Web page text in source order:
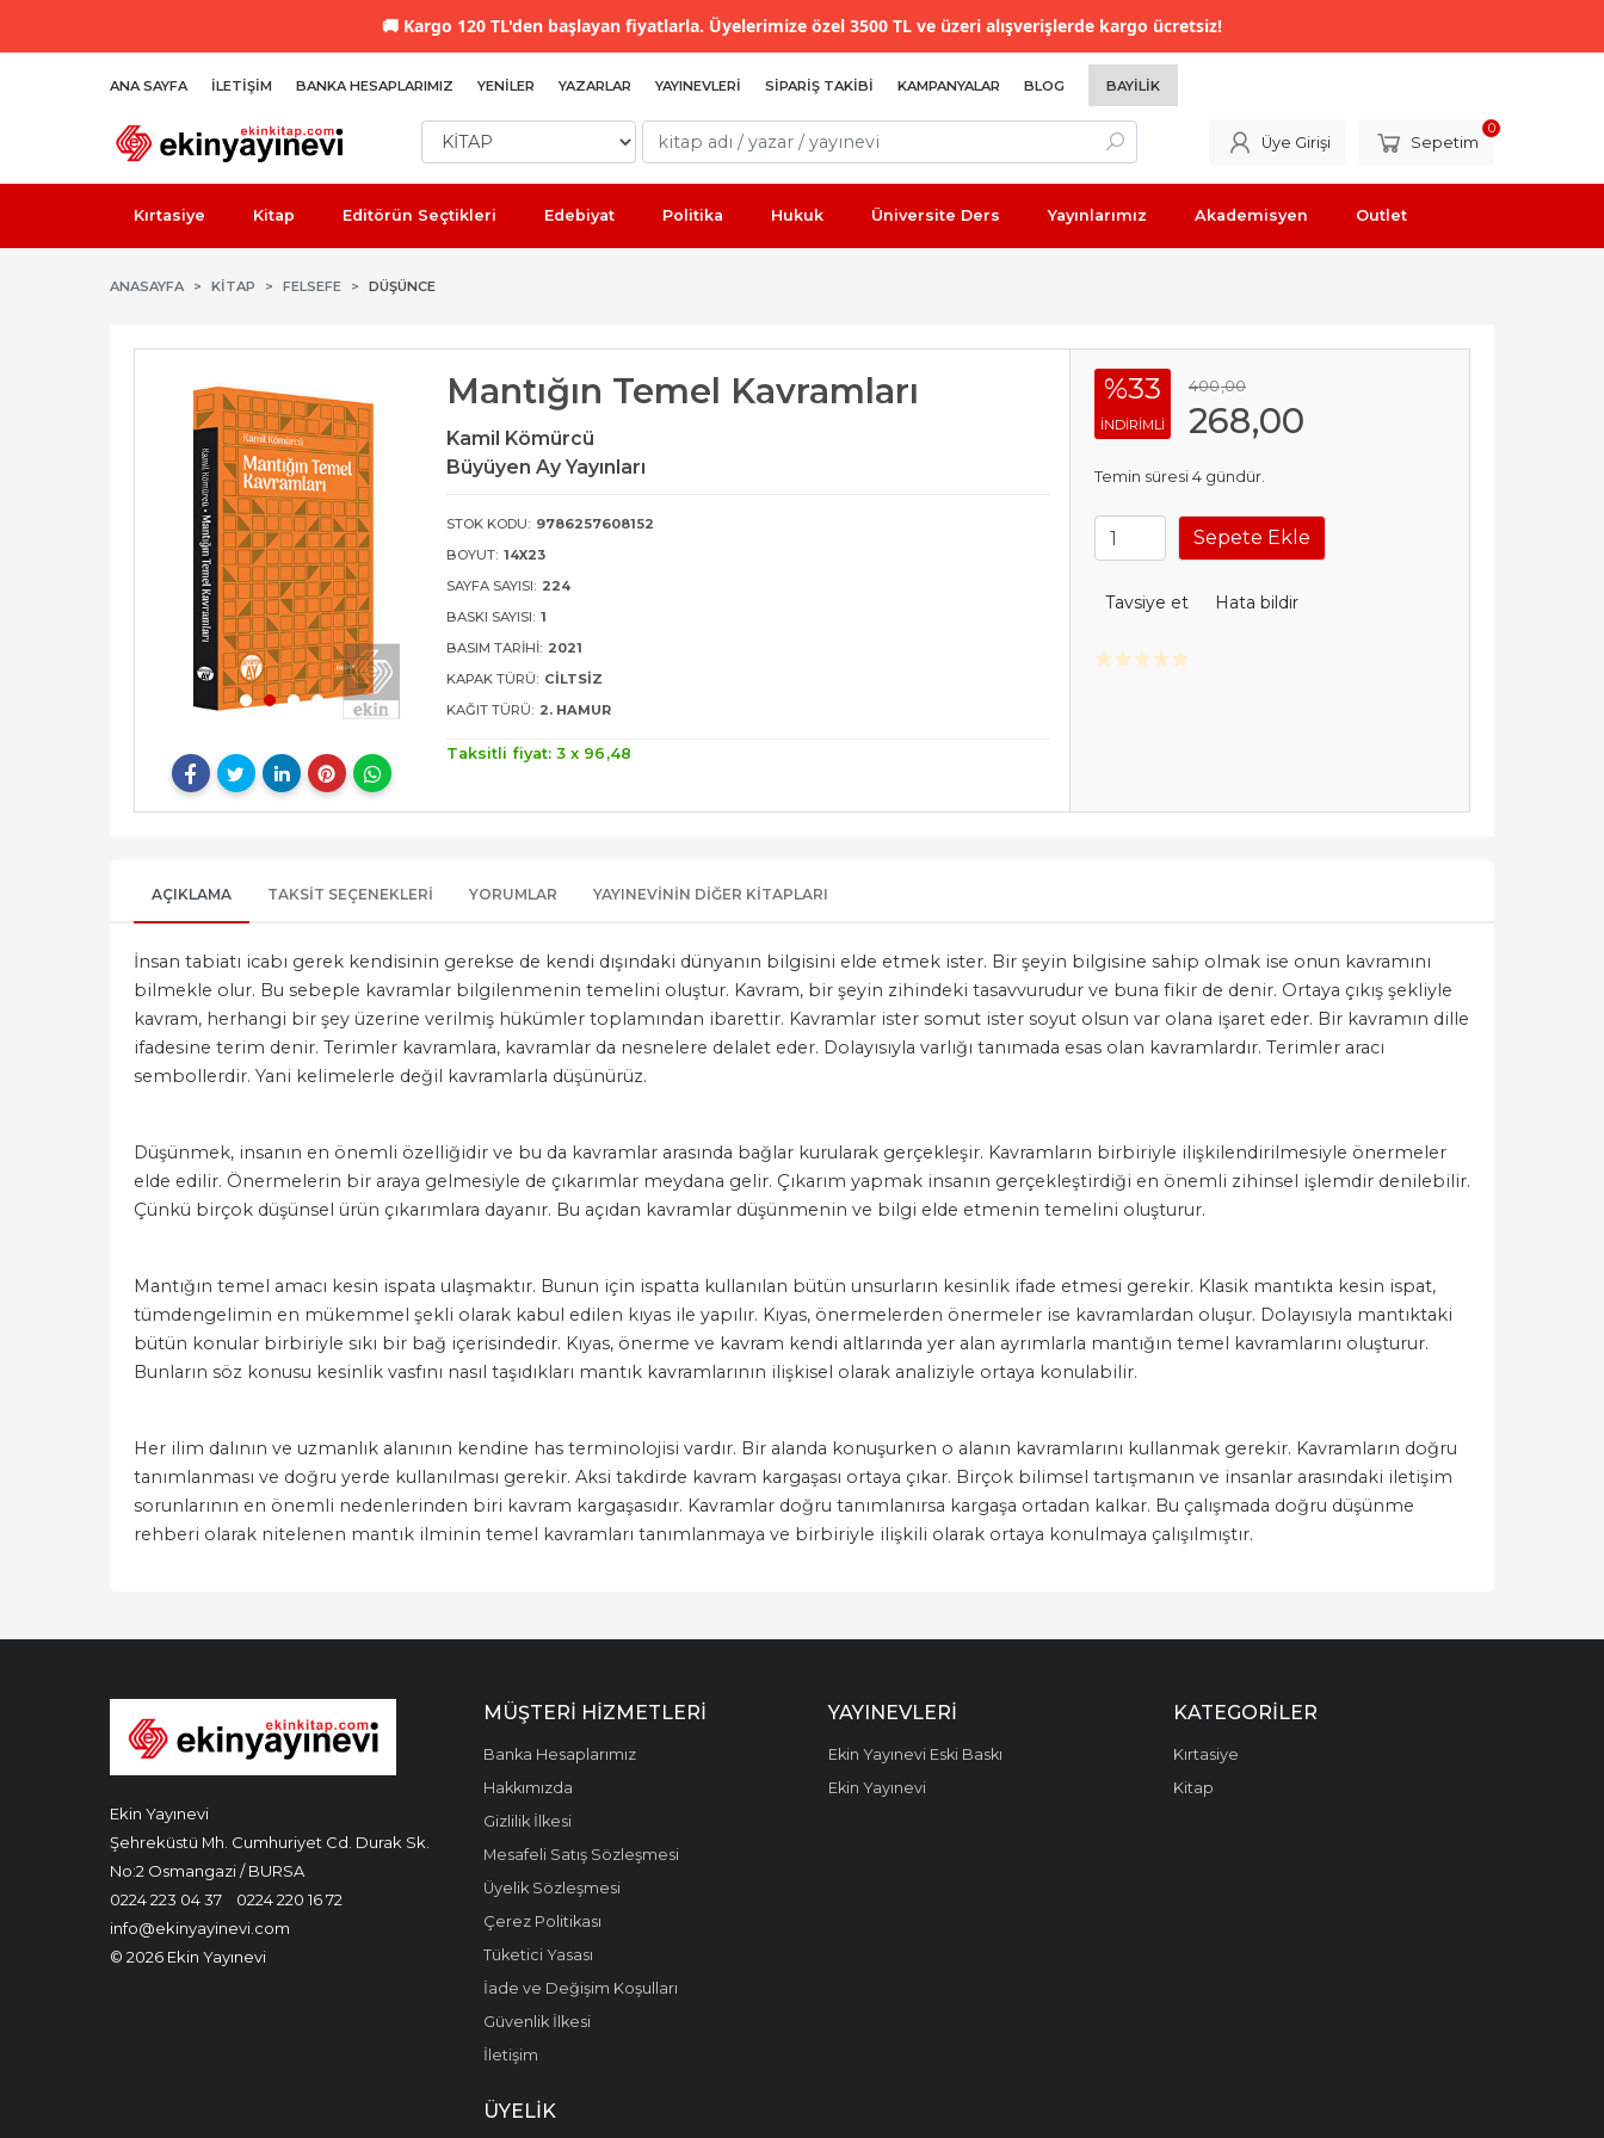
🚚 Kargo 120 TL'den başlayan fiyatlarla. Üyelerimize özel 3500 TL ve üzeri alışverişlerde kargo ücretsiz!
ANA SAYFA İLETIŞIM BANKA HESAPLARIMIZ YENILER YAZARLAR YAYINEVLERI SIPARIŞ TAKIBI KAMPANYALAR BLOG BAYILIK
Üye Girişi Sepetim
0
Kırtasiye Kitap Editörün Seçtikleri Edebiyat Politika Hukuk Üniversite Ders Yayınlarımız Akademisyen Outlet
ANASAYFA KİTAP FELSEFE DÜŞÜNCE
Mantığın Temel Kavramları
Kamil Kömürcü
Büyüyen Ay Yayınları
STOK KODU: 9786257608152
BOYUT: 14X23
SAYFA SAYISI: 224
BASKI SAYISI: 1
BASIM TARIHI: 2021
KAPAK TÜRÜ: CILTSIZ
KAĞIT TÜRÜ: 2. HAMUR
Taksitli fiyat: 3 x 96 ,48
%33
INDIRIMLI
400,00
268,00
Temin süresi 4 gündür.
Sepete Ekle
Tavsiye et Hata bildir
AÇIKLAMA TAKSIT SEÇENEKLERI YORUMLAR YAYINEVININ DIĞER KITAPLARI
İnsan tabiatı icabı gerek kendisinin gerekse de kendi dışındaki dünyanın bilgisini elde etmek ister. Bir şeyin bilgisine sahip olmak ise onun kavramını
bilmekle olur. Bu sebeple kavramlar bilgilenmenin temelini oluştur. Kavram, bir şeyin zihindeki tasavvurudur ve buna fikir de denir. Ortaya çıkış şekliyle
kavram, herhangi bir şey üzerine verilmiş hükümler toplamından ibarettir. Kavramlar ister somut ister soyut olsun var olana işaret eder. Bir kavramın dille
ifadesine terim denir. Terimler kavramlara, kavramlar da nesnelere delalet eder. Dolayısıyla varlığı tanımada esas olan kavramlardır. Terimler aracı
sembollerdir. Yani kelimelerle değil kavramlarla düşünürüz.
Düşünmek, insanın en önemli özelliğidir ve bu da kavramlar arasında bağlar kurularak gerçekleşir. Kavramların birbiriyle ilişkilendirilmesiyle önermeler
elde edilir. Önermelerin bir araya gelmesiyle de çıkarımlar meydana gelir. Çıkarım yapmak insanın gerçekleştirdiği en önemli zihinsel işlemdir denilebilir.
Çünkü birçok düşünsel ürün çıkarımlara dayanır. Bu açıdan kavramlar düşünmenin ve bilgi elde etmenin temelini oluşturur.
Mantığın temel amacı kesin ispata ulaşmaktır. Bunun için ispatta kullanılan bütün unsurların kesinlik ifade etmesi gerekir. Klasik mantıkta kesin ispat,
tümdengelimin en mükemmel şekli olarak kabul edilen kıyas ile yapılır. Kıyas, önermelerden önermeler ise kavramlardan oluşur. Dolayısıyla mantıktaki
bütün konular birbiriyle sıkı bir bağ içerisindedir. Kıyas, önerme ve kavram kendi altlarında yer alan ayrımlarla mantığın temel kavramlarını oluşturur.
Bunların söz konusu kesinlik vasfını nasıl taşıdıkları mantık kavramlarının ilişkisel olarak analiziyle ortaya konulabilir.
Her ilim dalının ve uzmanlık alanının kendine has terminolojisi vardır. Bir alanda konuşurken o alanın kavramlarını kullanmak gerekir. Kavramların doğru
tanımlanması ve doğru yerde kullanılması gerekir. Aksi takdirde kavram kargaşası ortaya çıkar. Birçok bilimsel tartışmanın ve insanlar arasındaki iletişim
sorunlarının en önemli nedenlerinden biri kavram kargaşasıdır. Kavramlar doğru tanımlanırsa kargaşa ortadan kalkar. Bu çalışmada doğru düşünme
rehberi olarak nitelenen mantık ilminin temel kavramları tanımlanmaya ve birbiriyle ilişkili olarak ortaya konulmaya çalışılmıştır.
Ekin Yayınevi
Şehreküstü Mh. Cumhuriyet Cd. Durak Sk.
No:2 Osmangazi / BURSA
0224 223 04 37
0224 220 16 72
info@ekinyayinevi.com
© 2026 Ekin Yayınevi
MÜŞTERI HIZMETLERI
Banka Hesaplarımız
Hakkımızda
Gizlilik İlkesi
Mesafeli Satış Sözleşmesi
Üyelik Sözleşmesi
Çerez Politikası
Tüketici Yasası
İade ve Değişim Koşulları
Güvenlik İlkesi
İletişim
YAYINEVLERI
Ekin Yayınevi Eski Baskı
Ekin Yayınevi
KATEGORILER
Kırtasiye
Kitap
ÜYELIK